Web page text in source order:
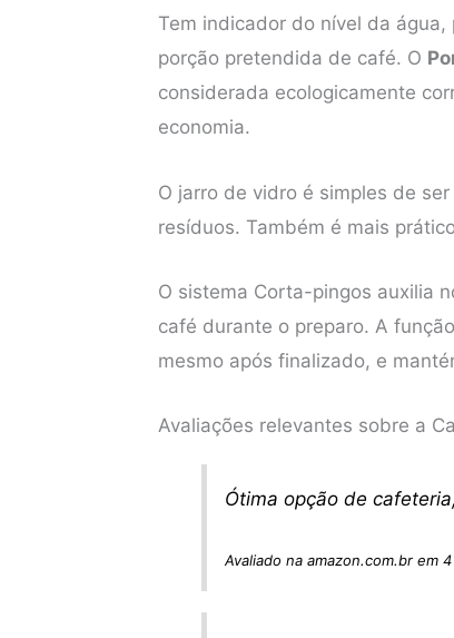
Tem indicador do nível da
porção pretendida de café. O
considerada ecologicamente
economia.
O jarro de vidro é simples de
resíduos. Também é mais
O sistema Corta-pingos auxilia
café durante o preparo. A
mesmo após finalizado, e
Avaliações relevantes sobre a
Ótima opção de
Avaliado na amazon.com.br em